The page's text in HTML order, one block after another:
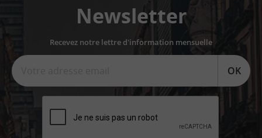
Newsletter
Recevez notre lettre d'information mensuelle
OK